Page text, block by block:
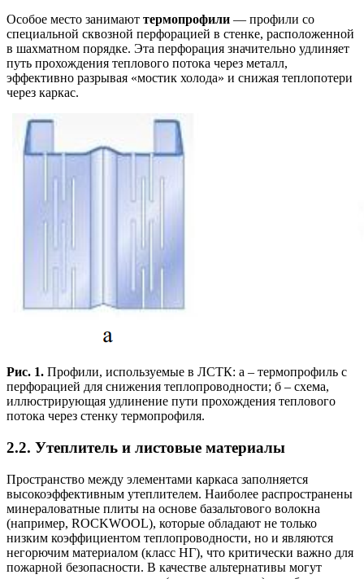
Особое место занимают термопрофили — профили со
специальной сквозной перфорацией в стенке, расположенной
в шахматном порядке. Эта перфорация значительно удлиняет
путь прохождения теплового потока через металл,
эффективно разрывая «мостик холода» и снижая теплопотери
через каркас.
Рис. 1. Профили, используемые в ЛСТК: а – термопрофиль с
перфорацией для снижения теплопроводности; б – схема,
иллюстрирующая удлинение пути прохождения теплового
потока через стенку термопрофиля.
2.2. Утеплитель и листовые материалы
Пространство между элементами каркаса заполняется
высокоэффективным утеплителем. Наиболее распространены
минераловатные плиты на основе базальтового волокна
(например, ROCKWOOL), которые обладают не только
низким коэффициентом теплопроводности, но и являются
негорючим материалом (класс НГ), что критически важно для
пожарной безопасности. В качестве альтернативы могут